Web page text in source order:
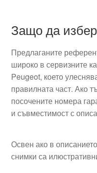
Защо да
Предлаганите
широко в сервизните
Peugeot, което
правилната част. Ако
посочените номера
и съвместимост с
Освен ако в
снимки са